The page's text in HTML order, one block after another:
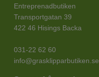
Entreprenadbutiken
Transportgatan 39
422 46 Hisings Backa
031-22 62 60
info@grasklipparbutiken.se